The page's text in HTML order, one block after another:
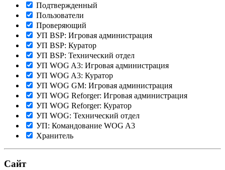
Подтвержденный
Пользователи
Проверяющий
УП BSP: Игровая администрация
УП BSP: Куратор
УП BSP: Технический отдел
УП WOG A3: Игровая администрация
УП WOG A3: Куратор
УП WOG GM: Игровая администрация
УП WOG Reforger: Игровая администрация
УП WOG Reforger: Куратор
УП WOG: Технический отдел
УП: Командование WOG A3
Хранитель
Сайт